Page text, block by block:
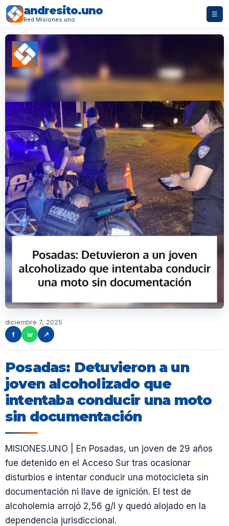
andresito.uno
Red Misiones.uno
☰
diciembre 7, 2025
f
w ↗
Posadas: Detuvieron a un
joven alcoholizado que
intentaba conducir una moto
sin documentación
MISIONES.UNO | En Posadas, un joven de 29 años
fue detenido en el Acceso Sur tras ocasionar
disturbios e intentar conducir una motocicleta sin
documentación ni llave de ignición. El test de
alcoholemia arrojó 2,56 g/l y quedó alojado en la
dependencia jurisdiccional.